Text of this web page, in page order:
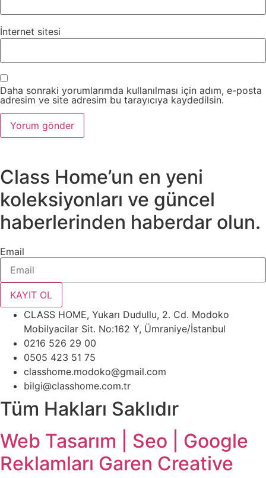
İnternet sitesi
Daha sonraki yorumlarımda kullanılması için adım, e-posta
adresim ve site adresim bu tarayıcıya kaydedilsin.
Class Home’un en yeni
koleksiyonları ve güncel
haberlerinden haberdar olun.
Email
KAYIT OL
CLASS HOME, Yukarı Dudullu, 2. Cd. Modoko
Mobilyacilar Sit. No:162 Y, Ümraniye/İstanbul
0216 526 29 00
0505 423 51 75
classhome.modoko@gmail.com
bilgi@classhome.com.tr
Tüm Hakları Saklıdır
Web Tasarım | Seo | Google
Reklamları Garen Creative